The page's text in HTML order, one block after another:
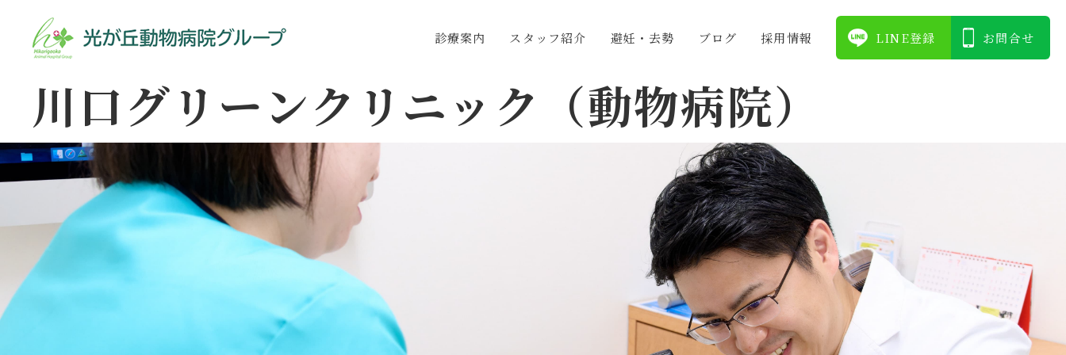
診療案内 スタッフ紹介 避妊・去勢 ブログ 採⽤情報 LINE登録 お問合せ
川口グリーンクリニック（動物病院）